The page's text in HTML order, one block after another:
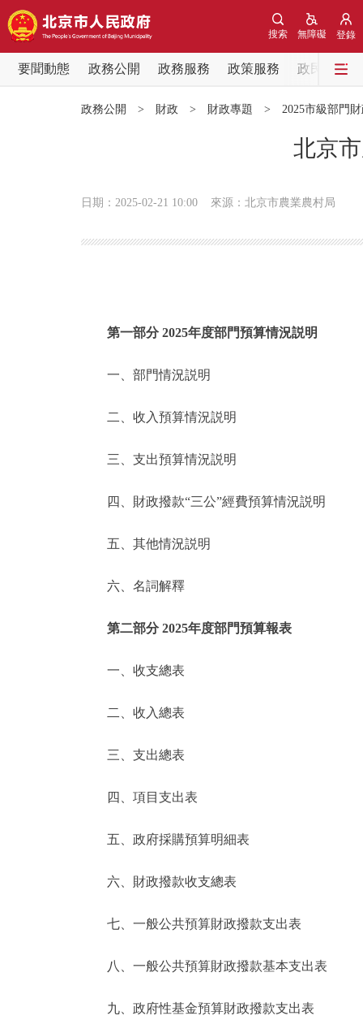
登錄
無障礙
搜索
要聞動態 政務公開 政務服務 政策服務
政民互動
便民服務
仲介服務
政民互動
12345網上接訴即辦
參與調查
走進北京
北京概況
綠色北京
ENGLISH
政務公開 > 財政 > 財政專題 > 2025市級部門
北京
日期：2025-02-21 10:00 來源：北京市農業農村局
第一部分 2025年度部門預算情況説明
一、部門情況説明
二、收入預算情況説明
三、支出預算情況説明
四、財政撥款“三公”經費預算情況説明
五、其他情況説明
六、名詞解釋
第二部分 2025年度部門預算報表
一、收支總表
二、收入總表
三、支出總表
四、項目支出表
五、政府採購預算明細表
六、財政撥款收支總表
七、一般公共預算財政撥款支出表
八、一般公共預算財政撥款基本支出表
九、政府性基金預算財政撥款支出表